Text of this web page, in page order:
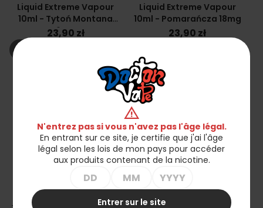
Liquid Extreme Vapour
10ml - Tytoń Montana
6mg
23,90 zł
Liquid Extreme Vapour
10ml - Pomarańcza 18mg
23,90 zł
Liquid Extreme Vapour
favorite_border
Liquid Extreme Vapour
warning
N'entrez pas si vous n'avez pas l'âge légal.
En entrant sur ce site, je certifie que j'ai l'âge
légal selon les lois de mon pays pour accéder
aux produits contenant de la nicotine.
Entrer sur le site